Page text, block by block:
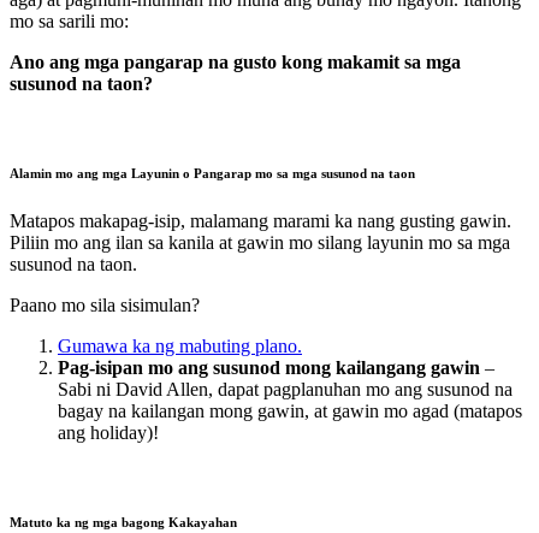
mo sa sarili mo:
Ano ang mga pangarap na gusto kong makamit sa mga
susunod na taon?
Alamin mo ang mga Layunin o Pangarap mo sa mga susunod na taon
Matapos makapag-isip, malamang marami ka nang gusting gawin.
Piliin mo ang ilan sa kanila at gawin mo silang layunin mo sa mga
susunod na taon.
Paano mo sila sisimulan?
Gumawa ka ng mabuting plano.
Pag-isipan mo ang susunod mong kailangang gawin –
Sabi ni David Allen, dapat pagplanuhan mo ang susunod na
bagay na kailangan mong gawin, at gawin mo agad (matapos
ang holiday)!
Matuto ka ng mga bagong Kakayahan